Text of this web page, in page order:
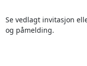
Se vedlagt invitasjon
og påmelding.